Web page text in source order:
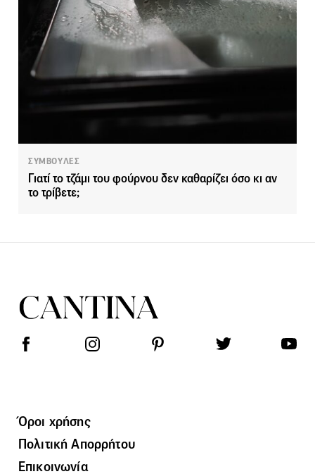
ΣΥΜΒΟΥΛΕΣ
Γιατί το τζάμι του φούρνου δεν καθαρίζει όσο κι αν
το τρίβετε;
Όροι χρήσης
Πολιτική Απορρήτου
Επικοινωνία